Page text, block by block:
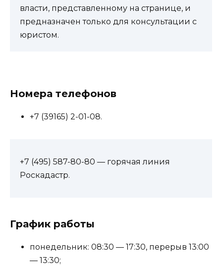
власти, представленному на странице, и
предназначен только для консультации с
юристом.
Номера телефонов
+7 (39165) 2-01-08.
+7 (495) 587-80-80 — горячая линия
Роскадастр.
График работы
понедельник: 08:30 — 17:30, перерыв 13:00
— 13:30;